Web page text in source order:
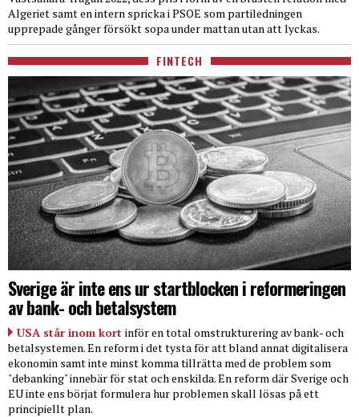
Algeriet samt en intern spricka i PSOE som partiledningen
upprepade gånger försökt sopa under mattan utan att lyckas.
FINTECH
Sverige är inte ens ur startblocken i reformeringen
av bank- och betalsystem
USA står inom kort inför en total omstrukturering av bank- och
betalsystemen. En reform i det tysta för att bland annat digitalisera
ekonomin samt inte minst komma tillrätta med de problem som
"debanking" innebär för stat och enskilda. En reform där Sverige och
EU inte ens börjat formulera hur problemen skall lösas på ett
principiellt plan.